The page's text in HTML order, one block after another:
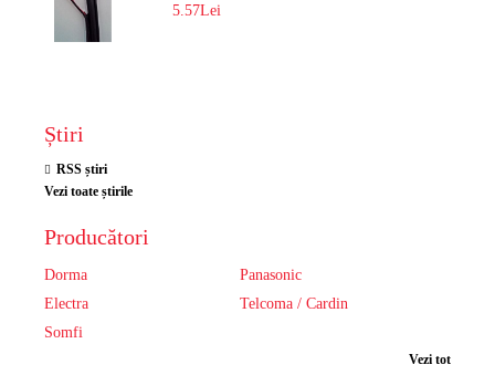
5.57Lei
Știri
RSS știri
Vezi toate știrile
Producători
Dorma
Panasonic
Electra
Telcoma / Cardin
Somfi
Vezi tot